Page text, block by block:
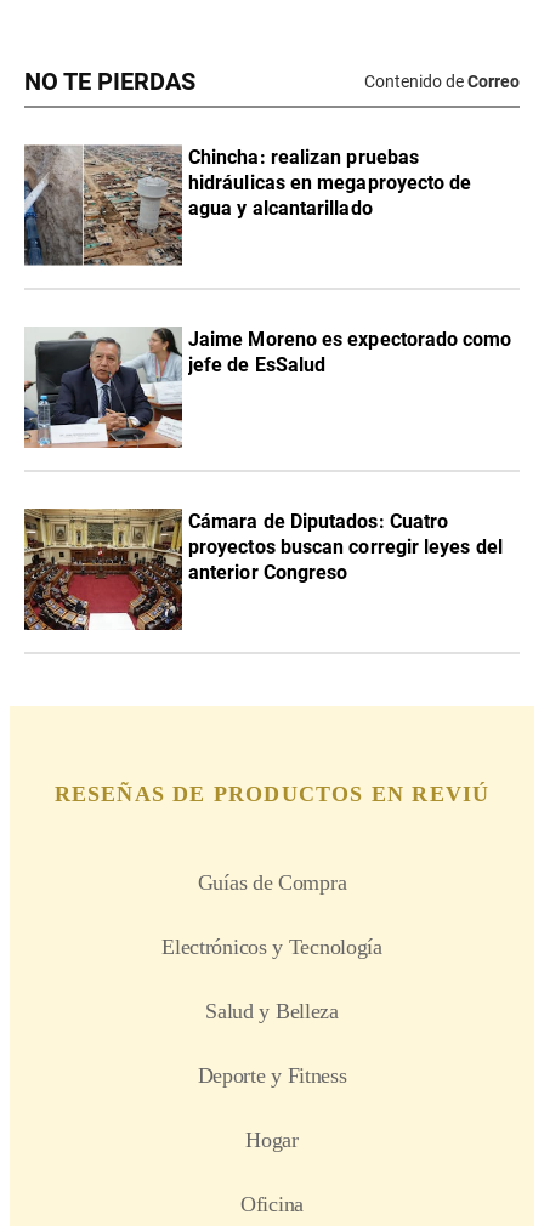
NO TE PIERDAS Contenido deCorreo
Chincha: realizan pruebas
hidráulicas en megaproyecto de
agua y alcantarillado
Jaime Moreno es expectorado como
jefe de EsSalud
Cámara de Diputados: Cuatro
proyectos buscan corregir leyes del
anterior Congreso